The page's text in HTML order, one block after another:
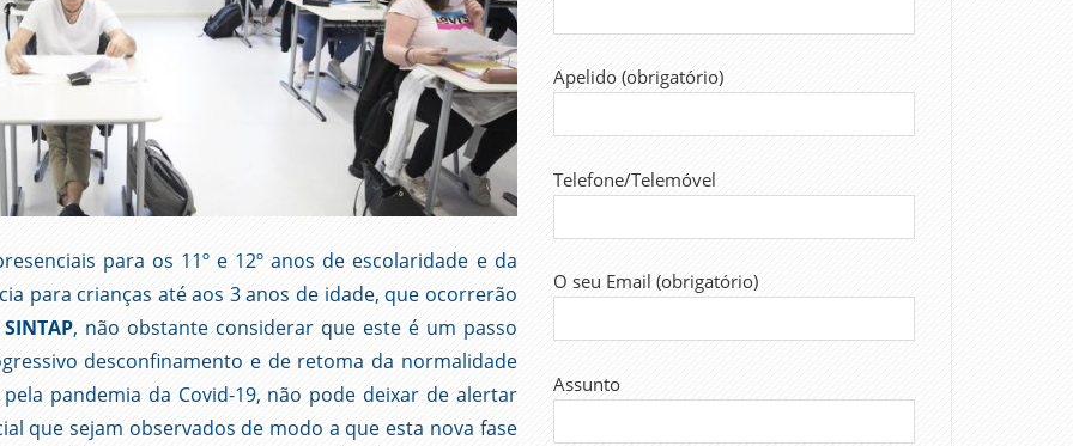
para os 11º e 12º anos de escolaridade e da
para crianças até aos 3 anos de idade, que ocorrerão
SINTAP, não obstante considerar que este é um passo
desconfinamento e de retoma da normalidade
pandemia da Covid-19, não pode deixar de alertar
que sejam observados de modo a que esta nova fase
Apelido (obrigatório)
Telefone/Telemóvel
O seu Email (obrigatório)
Assunto